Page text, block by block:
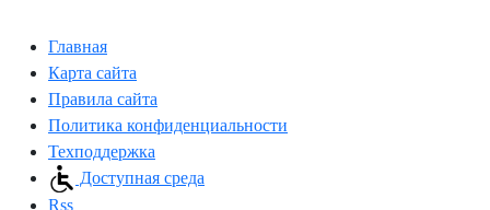
Главная
Карта сайта
Правила сайта
Политика конфиденциальности
Техподдержка
Доступная среда
Rss